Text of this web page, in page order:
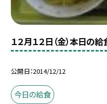
１２月１２日（金）本日の
公開日 2014/12/12
今日の給食